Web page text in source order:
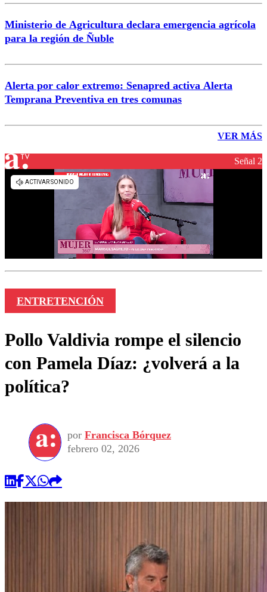
Ministerio de Agricultura declara emergencia agrícola
para la región de Ñuble
Alerta por calor extremo: Senapred activa Alerta
Temprana Preventiva en tres comunas
VER MÁS
Señal 2
ENTRETENCIÓN
Pollo Valdivia rompe el silencio
con Pamela Díaz: ¿volverá a la
política?
por Francisca Bórquez
febrero 02, 2026